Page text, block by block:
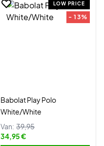
LOW PRICE
- 13%
Babolat Play Polo
White/White
Van: 39,95
34,95 €